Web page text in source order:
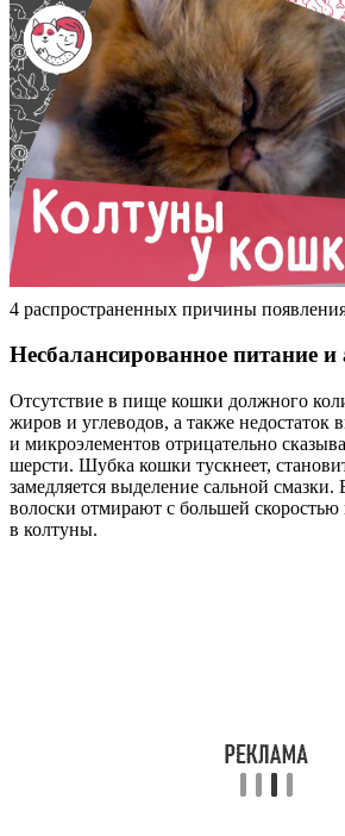
4 распространенных причины
Несбалансированное питание и
Отсутствие в пище кошки должного
жиров и углеводов, а также недостаток
и микроэлементов отрицательно
шерсти. Шубка кошки тускнеет,
замедляется выделение сальной смазки.
волоски отмирают с большей
в колтуны.